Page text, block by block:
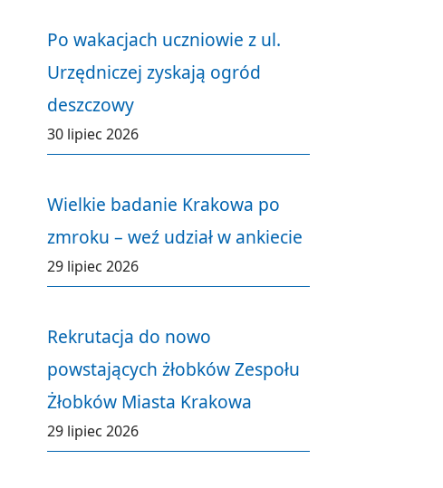
Po wakacjach uczniowie z ul.
Urzędniczej zyskają ogród
deszczowy
30 lipiec 2026
Wielkie badanie Krakowa po
zmroku – weź udział w ankiecie
29 lipiec 2026
Rekrutacja do nowo
powstających żłobków Zespołu
Żłobków Miasta Krakowa
29 lipiec 2026